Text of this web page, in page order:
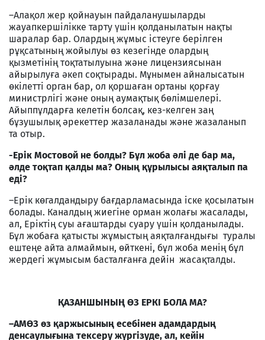
–Алақол жер қойнауын пайдаланушыларды
жауапкершілікке тарту үшін қолданылатын нақты
шаралар бар. Олардың жұмыс істеуге берілген
рұқсатының жойылуы өз кезегінде олардың
қызметінің тоқтатылуына және лицензиясынан
айырылуға әкеп соқтырады. Мұнымен айналысатын
өкілетті орган бар, ол қоршаған ортаны қорғау
министрлігі және оның аумақтық бөлімшелері.
Айыппұлдарға келетін болсақ, кез-келген заң
бұзушылық әрекеттер жазаланады және жазаланып
та отыр.
-Ерік Мостовой не болды? Бұл жоба әлі де бар ма,
әлде тоқтап қалды ма? Оның құрылысы аяқталып па
еді?
–Ерік көгалдандыру бағдарламасында іске қосылатын
болады. Каналдың жиегіне орман жолағы жасалады,
ал, Еріктің суы ағаштарды суару үшін қолданылады.
Бұл жобаға қатысты жұмыстың аяқталғандығы туралы
ештеңе айта алмаймын, өйткені, бұл жоба менің бұл
жердегі жұмысым басталғанға дейін жасақталды.
ҚАЗАНШЫНЫҢ ӨЗ ЕРКІ БОЛА МА?
–АМӨЗ өз қаржысының есебінен адамдардың
денсаулығына тексеру жүргізуде, ал, кейін